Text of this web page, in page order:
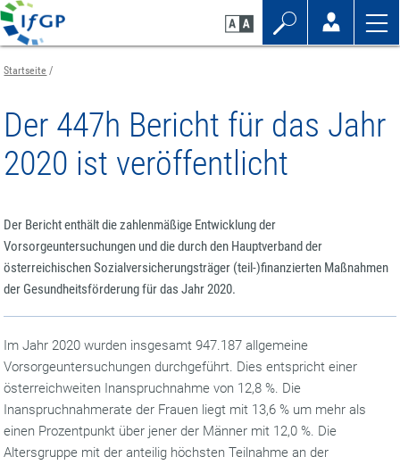
Zum
Seiteninhalt
springen
Zur
Navigation
springen
Zur
Mobilen
Navigation
springen
Startseite
Der 447h Bericht für das Jahr
2020 ist veröffentlicht
Der Bericht enthält die zahlenmäßige Entwicklung der
Vorsorgeuntersuchungen und die durch den Hauptverband der
österreichischen Sozialversicherungsträger (teil-)finanzierten Maßnahmen
der Gesundheitsförderung für das Jahr 2020.
Im Jahr 2020 wurden insgesamt 947.187 allgemeine
Vorsorgeuntersuchungen durchgeführt. Dies entspricht einer
österreichweiten Inanspruchnahme von 12,8 %. Die
Inanspruchnahmerate der Frauen liegt mit 13,6 % um mehr als
einen Prozentpunkt über jener der Männer mit 12,0 %. Die
Altersgruppe mit der anteilig höchsten Teilnahme an der